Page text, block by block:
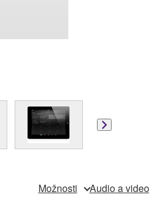
Možnosti Audio a video